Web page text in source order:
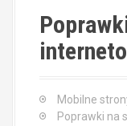
Mobilne
Poprawki na